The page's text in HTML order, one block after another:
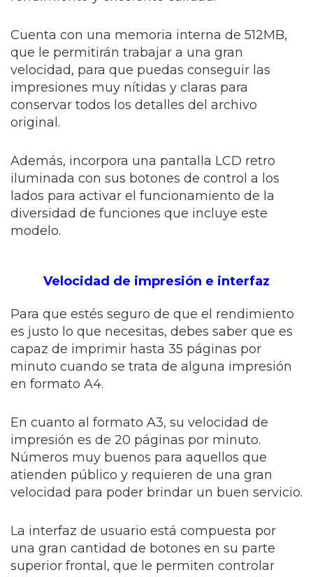
Cuenta con una memoria interna de 512MB,
que le permitirán trabajar a una gran
velocidad, para que puedas conseguir las
impresiones muy nítidas y claras para
conservar todos los detalles del archivo
original.
Además, incorpora una pantalla LCD retro
iluminada con sus botones de control a los
lados para activar el funcionamiento de la
diversidad de funciones que incluye este
modelo.
Velocidad de impresión e interfaz
Para que estés seguro de que el rendimiento
es justo lo que necesitas, debes saber que es
capaz de imprimir hasta 35 páginas por
minuto cuando se trata de alguna impresión
en formato A4.
En cuanto al formato A3, su velocidad de
impresión es de 20 páginas por minuto.
Números muy buenos para aquellos que
atienden público y requieren de una gran
velocidad para poder brindar un buen servicio.
La interfaz de usuario está compuesta por
una gran cantidad de botones en su parte
superior frontal, que le permiten controlar